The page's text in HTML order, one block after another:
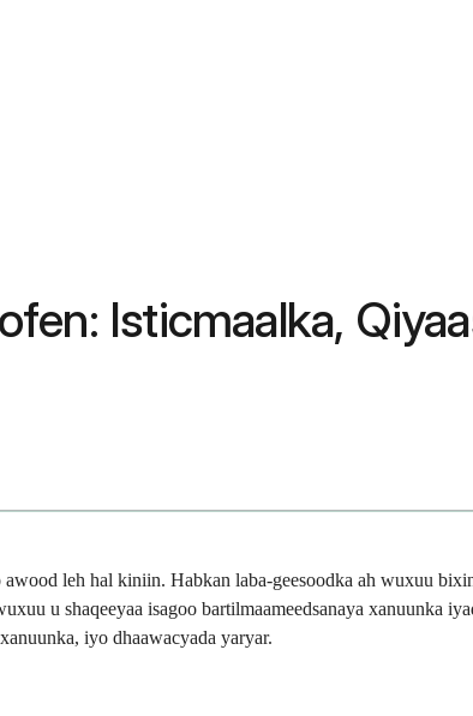
Isticmaalka,
leh hal kiniin. Habkan laba-geesoodka ah wuxuu
u shaqeeyaa isagoo bartilmaameedsanaya xanuunka
iyo dhaawacyada yaryar.